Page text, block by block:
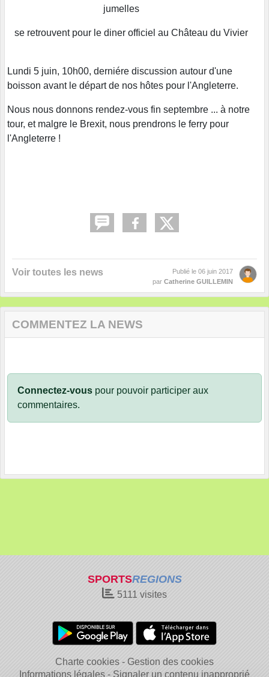
jumelles
se retrouvent pour le diner officiel au Château du Vivier
Lundi 5 juin, 10h00, derniére discussion autour d'une
boisson avant le départ de nos hôtes pour l'Angleterre.
Nous nous donnons rendez-vous fin septembre ... à notre
tour, et malgre le Brexit, nous prendrons le ferry pour
l'Angleterre !
Voir toutes les news Publié le 06 juin 2017
par Catherine GUILLEMIN
COMMENTEZ LA NEWS
Connectez-vous pour pouvoir participer aux
commentaires.
SPORTSREGIONS
5111 visites
Charte cookies
Gestion des cookies
Informations légales
Signaler un contenu inapproprié